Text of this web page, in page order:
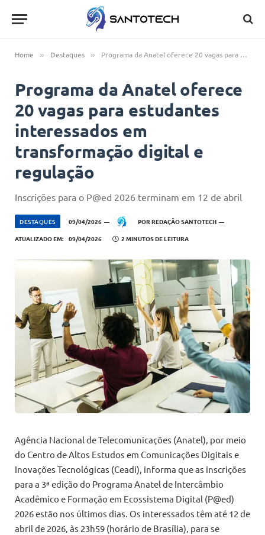
Home » Destaques » Programa da Anatel oferece 20 vagas para estudantes interessados em transformação digital e regulação
Programa da Anatel oferece
20 vagas para estudantes
interessados em
transformação digital e
regulação
Inscrições para o P@ed 2026 terminam em 12 de abril
DESTAQUES 09/04/2026 POR REDAÇÃO SANTOTECH
ATUALIZADO EM: 09/04/2026 2 MINUTOS DE LEITURA
Agência Nacional de Telecomunicações (Anatel), por meio
do Centro de Altos Estudos em Comunicações Digitais e
Inovações Tecnológicas (Ceadi), informa que as inscrições
para a 3ª edição do Programa Anatel de Intercâmbio
Acadêmico e Formação em Ecossistema Digital (P@ed)
2026 estão nos últimos dias. Os interessados têm até 12 de
abril de 2026, às 23h59 (horário de Brasília), para se